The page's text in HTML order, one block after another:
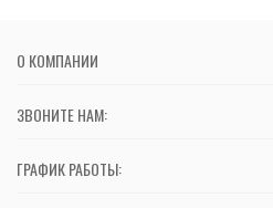
О КОМПАНИИ
ЗВОНИТЕ НАМ:
ГРАФИК РАБОТЫ: